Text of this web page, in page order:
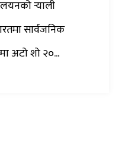
र्‍याली
सार्वजनिक
अटो शो २०...